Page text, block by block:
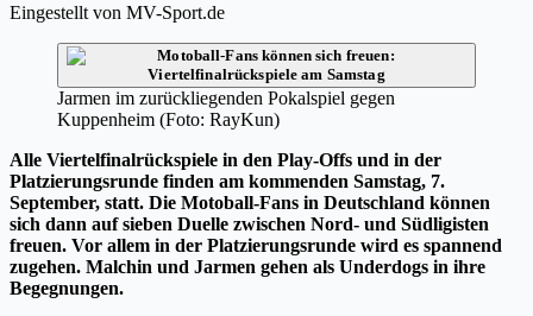
Eingestellt von MV-Sport.de
Jarmen im zurückliegenden Pokalspiel gegen
Kuppenheim (Foto: RayKun)
Alle Viertelfinalrückspiele in den Play-Offs und in der
Platzierungsrunde finden am kommenden Samstag, 7.
September, statt. Die Motoball-Fans in Deutschland können
sich dann auf sieben Duelle zwischen Nord- und Südligisten
freuen. Vor allem in der Platzierungsrunde wird es spannend
zugehen. Malchin und Jarmen gehen als Underdogs in ihre
Begegnungen.